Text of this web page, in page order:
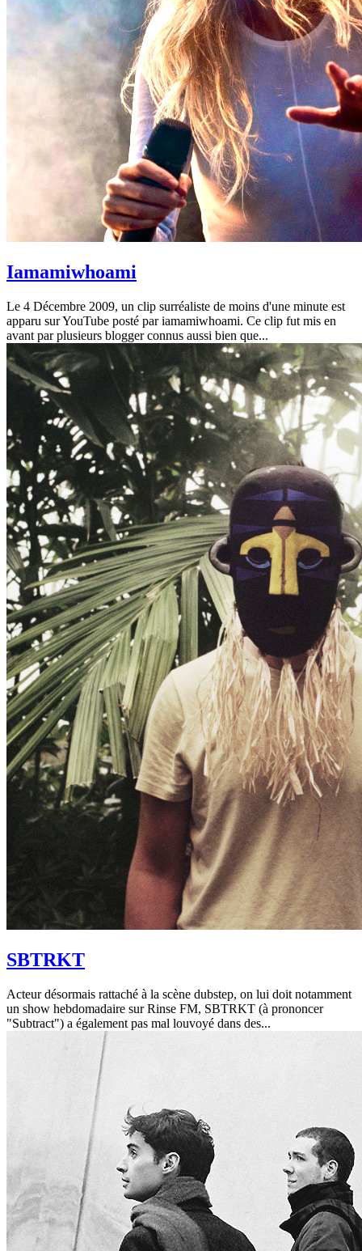
Iamamiwhoami
Le 4 Décembre 2009, un clip surréaliste de moins d'une minute est
apparu sur YouTube posté par iamamiwhoami. Ce clip fut mis en
avant par plusieurs blogger connus aussi bien que...
SBTRKT
Acteur désormais rattaché à la scène dubstep, on lui doit notamment
un show hebdomadaire sur Rinse FM, SBTRKT (à prononcer
"Subtract") a également pas mal louvoyé dans des...